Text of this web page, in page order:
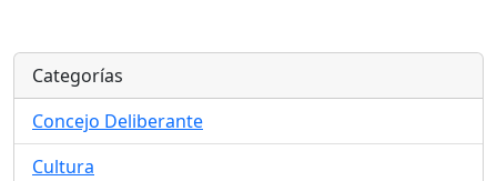
Categorías
Concejo Deliberante
Cultura